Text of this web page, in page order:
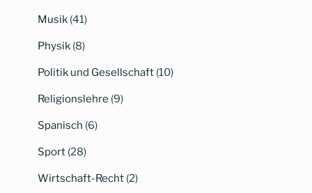
Musik (41)
Physik (8)
Politik und Gesellschaft (10)
Religionslehre (9)
Spanisch (6)
Sport (28)
Wirtschaft-Recht (2)